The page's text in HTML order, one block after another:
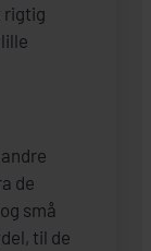
rigtig
de
små
til de